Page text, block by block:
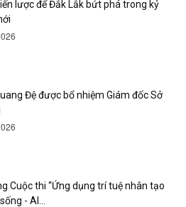
lược để Đắk Lắk bứt phá trong kỷ
Đệ được bổ nhiệm Giám đốc Sở
Cuộc thi “Ứng dụng trí tuệ nhân tạo
- AI...